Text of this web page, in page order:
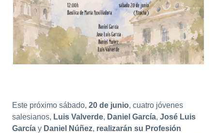
Este próximo sábado, 20 de junio, cuatro jóvenes
salesianos, Luis Valverde, Daniel García, José Luis
Garcíay Daniel Núñez, realizarán su Profesión